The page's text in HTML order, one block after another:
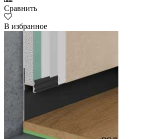
Сравнить
В избранное